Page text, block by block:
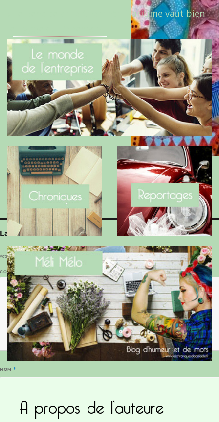
Laisser un commentaire
Votre adresse e-mail ne sera pas publiée. Les champs obligatoires sont indiqués avec
COMMENTAIRE
NOM *
*
Le Benaise de la Charente-Maritime vaut bien
A propos de l’auteure